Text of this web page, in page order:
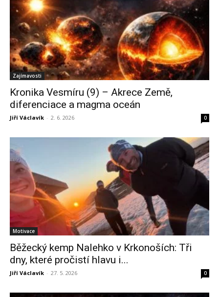
Zajímavosti
Kronika Vesmíru (9) – Akrece Země,
diferenciace a magma oceán
Jiří Václavík - 2. 6. 2026 0
Motivace
Běžecký kemp Nalehko v Krkonoších: Tři
dny, které pročistí hlavu i...
Jiří Václavík - 27. 5. 2026 0